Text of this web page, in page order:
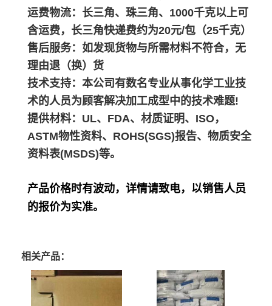
运费物流：长三角、珠三角、1000千克以上可
含运费，长三角快递费约为20元/包（25千克）
售后服务：如发现货物与所需材料不符合，无
理由退（换）货
技术支持：本公司有数名专业从事化学工业技
术的人员为顾客解决加工成型中的技术难题!
提供材料：UL、FDA、材质证明、ISO，
ASTM物性资料、ROHS(SGS)报告、物质安全
资料表(MSDS)等。
产品价格时有波动，详情请致电，以销售人员
的报价为实准。
相关产品：